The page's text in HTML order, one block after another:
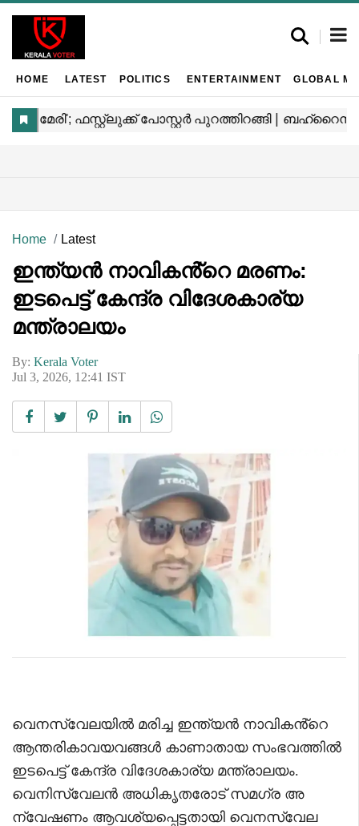
HOME LATEST POLITICS ENTERTAINMENT GLOBAL
Home Latest
ഇന്ത്യൻ നാവികൻ്റെ മരണം:
ഇടപെട്ട് കേന്ദ്ര വിദേശകാര്യ
മന്ത്രാലയം
By: Kerala Voter
Jul 3, 2026, 12:41 IST
വെനസ്വേലയിൽ മരിച്ച ഇന്ത്യൻ നാവികൻ്റെ
ആന്തരികാവയവങ്ങൾ കാണാതായ സംഭവത്തിൽ
ഇടപെട്ട് കേന്ദ്ര വിദേശകാര്യ മന്ത്രാലയം.
വെനിസ്വേലൻ അധികൃതരോട് സമഗ്ര അ
ന്വേഷണം ആവശ്യപ്പെട്ടതായി വെനസ്വേല